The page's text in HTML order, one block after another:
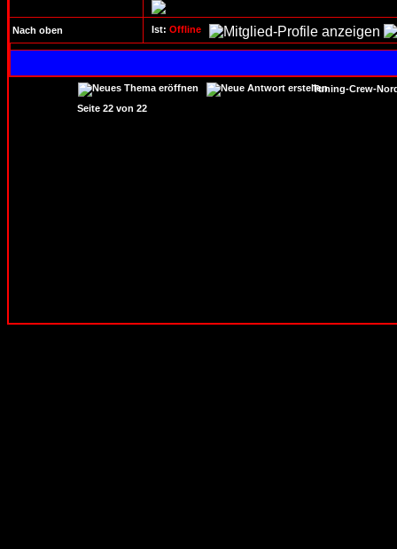
Nach oben Ist: Offline
Tuning-Crew-
Seite 22 von 22